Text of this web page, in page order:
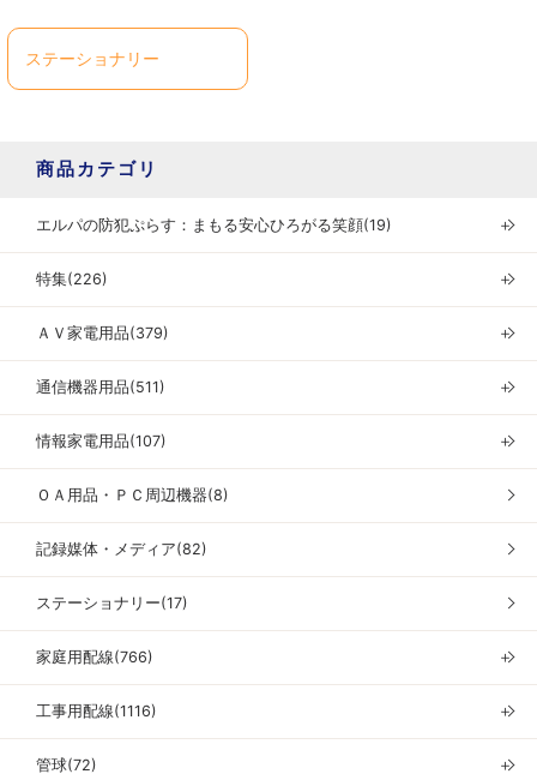
ステーショナリー
商品カテゴリ
エルパの防犯ぷらす：まもる安心ひろがる笑顔(19) ＋
特集(226) ＋
ＡＶ家電用品(379) ＋
通信機器用品(511) ＋
情報家電用品(107) ＋
ＯＡ用品・ＰＣ周辺機器(8)
記録媒体・メディア(82)
ステーショナリー(17)
家庭用配線(766) ＋
工事用配線(1116) ＋
管球(72) ＋